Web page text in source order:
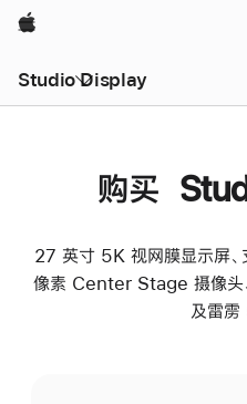
Apple
Studio Display
购买
27 英寸 5K 视网膜显示屏
像素 Center Stage 摄像头
及雷雳